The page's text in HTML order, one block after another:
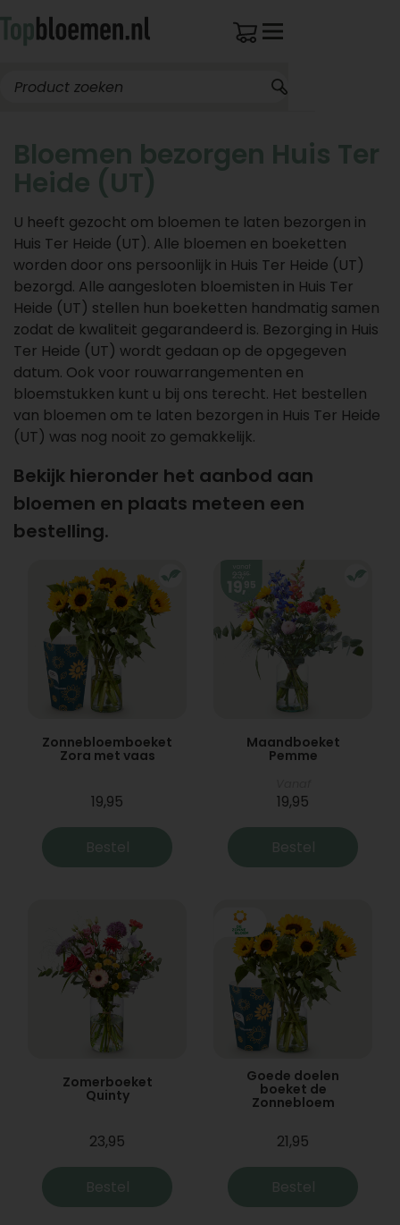
Bloemen bezorgen Huis Ter
Heide (UT)
U heeft gezocht om bloemen te laten bezorgen in
Huis Ter Heide (UT). Alle bloemen en boeketten
worden door ons persoonlijk in Huis Ter Heide (UT)
bezorgd. Alle aangesloten bloemisten in Huis Ter
Heide (UT) stellen hun boeketten handmatig samen
zodat de kwaliteit gegarandeerd is. Bezorging in Huis
Ter Heide (UT) wordt gedaan op de opgegeven
datum. Ook voor rouwarrangementen en
bloemstukken kunt u bij ons terecht. Het bestellen
van bloemen om te laten bezorgen in Huis Ter Heide
(UT) was nog nooit zo gemakkelijk.
Bekijk hieronder het aanbod aan
bloemen en plaats meteen een
bestelling.
Zonnebloemboeket
Zora met vaas
19,95
Bestel
Maandboeket
Pemme
19,95
Bestel
Zomerboeket
Quinty
23,95
Bestel
Goede doelen
boeket de
Zonnebloem
21,95
Bestel